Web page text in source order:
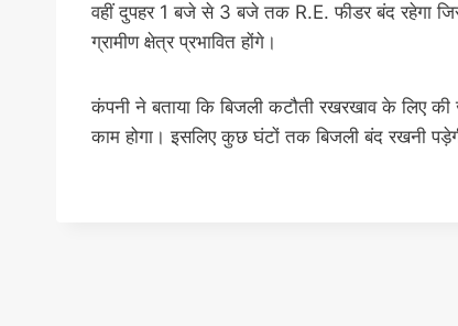
वहीं दुपहर 1 बजे से 3 बजे तक R.E. फीडर बंद रहेगा
ग्रामीण क्षेत्र प्रभावित होंगे।
कंपनी ने बताया कि बिजली कटौती रखरखाव के लिए
काम होगा। इसलिए कुछ घंटों तक बिजली बंद रखनी